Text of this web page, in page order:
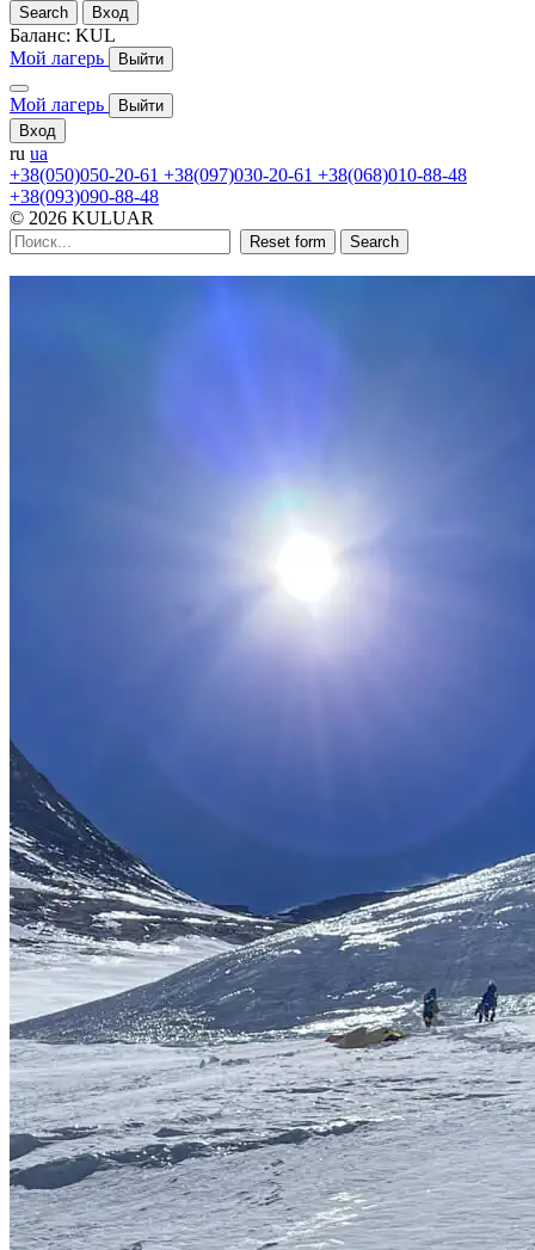
Search Вход
Баланс: KUL
Мой лагерь
Выйти
Мой лагерь
Выйти
Вход
ru ua
+38(050)050-20-61 +38(097)030-20-61 +38(068)010-88-48
+38(093)090-88-48
© 2026 KULUAR
Reset form Search